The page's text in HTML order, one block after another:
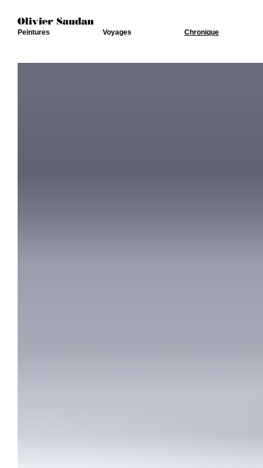
Peintures Voyages Chronique